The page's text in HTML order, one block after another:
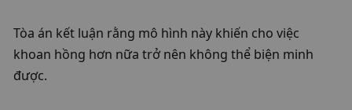
Tòa án kết luận rằng mô hình này khiến cho việc
khoan hồng hơn nữa trở nên không thể biện minh
được.